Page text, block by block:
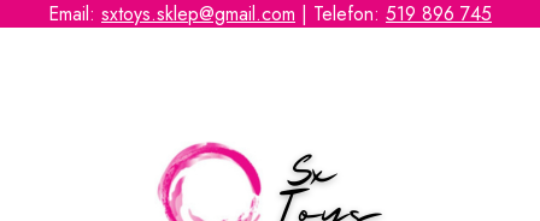
Email: sxtoys.sklep@gmail.com | Telefon: 519 896 745